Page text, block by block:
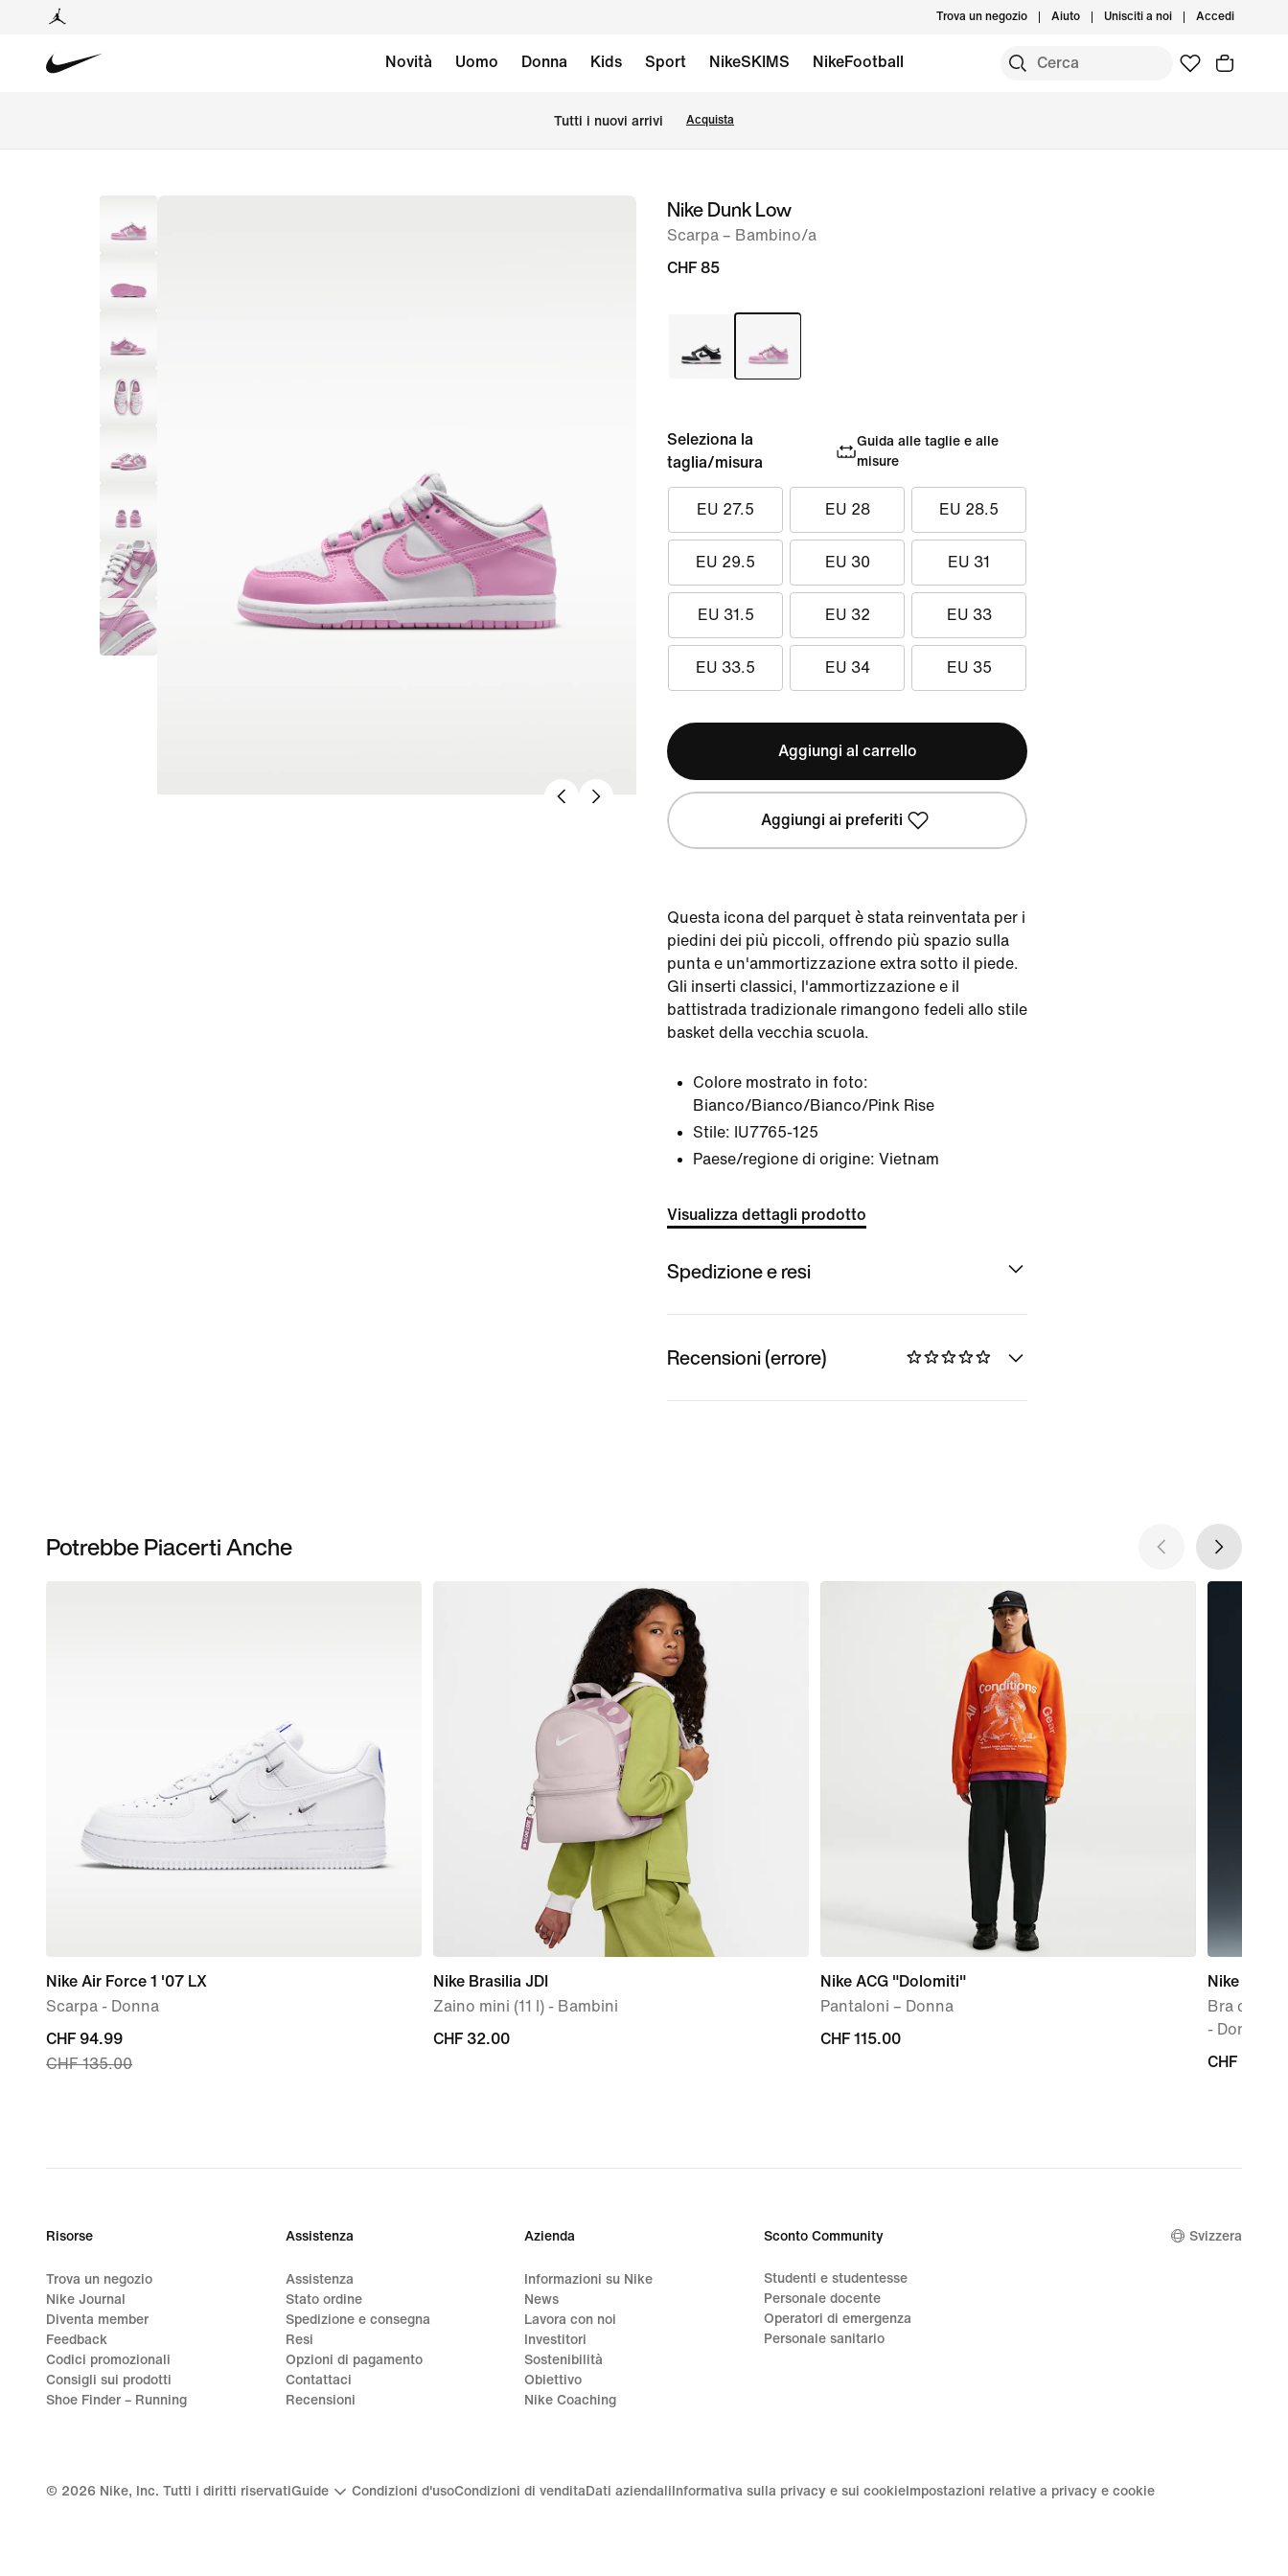
Trova un negozio Aiuto Unisciti a noi Accedi
Novità Uomo Donna Kids Sport NikeSKIMS NikeFootball
Tutti i nuovi arrivi Acquista
immagine
Nike Dunk Low
Scarpa – Bambino/a
CHF 85
Seleziona la
taglia/misura
Guida alle taglie e alle
misure
EU 27.5 EU 28 EU 28.5
EU 29.5 EU 30 EU 31
EU 31.5 EU 32 EU 33
EU 33.5 EU 34 EU 35
Aggiungi al carrello
Aggiungi ai preferiti
Questa icona del parquet è stata reinventata per i
piedini dei più piccoli, offrendo più spazio sulla
punta e un'ammortizzazione extra sotto il piede.
Gli inserti classici, l'ammortizzazione e il
battistrada tradizionale rimangono fedeli allo stile
basket della vecchia scuola.
Colore mostrato in foto:
Bianco/Bianco/Bianco/Pink Rise
Stile: IU7765-125
Paese/regione di origine: Vietnam
Visualizza dettagli prodotto
Spedizione e resi
Recensioni (errore)
Potrebbe Piacerti Anche
Nike Air Force 1 '07 LX
Scarpa - Donna
current
price
price
CHF 94.99
CHF 135.00
Nike Brasilia JDI
Zaino mini (11 l) - Bambini
CHF
CHF 32.00
Nike ACG "Dolomiti"
Pantaloni – Donna
CHF
CHF 115.00
Nike Alate
Bra
- Donna
CHF
CHF 55.00
Risorse
Trova un negozio
Nike Journal
Diventa member
Feedback
Codici promozionali
Consigli sui prodotti
Shoe Finder – Running
Assistenza
Assistenza
Stato ordine
Spedizione e consegna
Resi
Opzioni di pagamento
Contattaci
Recensioni
Azienda
Informazioni su Nike
News
Lavora con noi
Investitori
Sostenibilità
Obiettivo
Nike Coaching
Sconto Community
Studenti e studentesse
Personale docente
Operatori di emergenza
Personale sanitario
Svizzera
© 2026 Nike, Inc. Tutti i diritti riservatiGuide Condizioni d'usoCondizioni di vendita Dati aziendali Informativa sulla privacy e sui cookie Impostazioni relative a privacy e cookie